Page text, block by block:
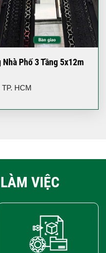
Phố 3 Tầng 5x12m
HCM
VIỆC